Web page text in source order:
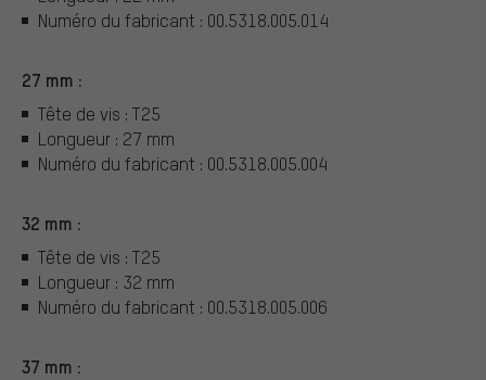
Numéro du fabricant : 00.5318.005.014
27 mm :
Tête de vis : T25
Longueur : 27 mm
Numéro du fabricant : 00.5318.005.004
32 mm :
Tête de vis : T25
Longueur : 32 mm
Numéro du fabricant : 00.5318.005.006
37 mm :